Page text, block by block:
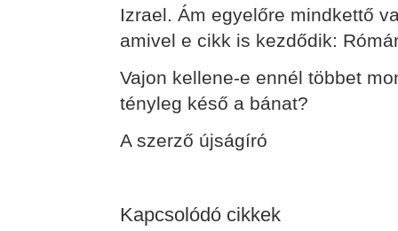
Izrael. Ám egyelőre mindkettő
amivel e cikk is kezdődik:
Vajon kellene-e ennél többet
tényleg késő a bánat?
A szerző újságíró
Kapcsolódó cikkek